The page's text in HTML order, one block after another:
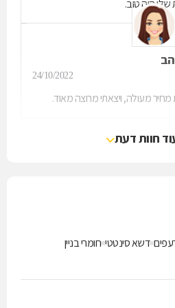
היה טוב.
24/10/2022
מעולה, ויצאתי מרוצה מאוד.
חוות דעת
דשא סינטטי חומרי בניין